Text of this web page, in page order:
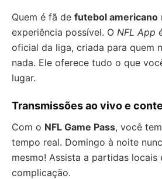
Quem é fã de futebol americano
experiência possível. O NFL App
oficial da liga, criada para quem
nada. Ele oferece tudo o que
lugar.
Transmissões ao vivo e
Com o NFL Game Pass, você
tempo real. Domingo à noite
mesmo! Assista a partidas locais
complicação.